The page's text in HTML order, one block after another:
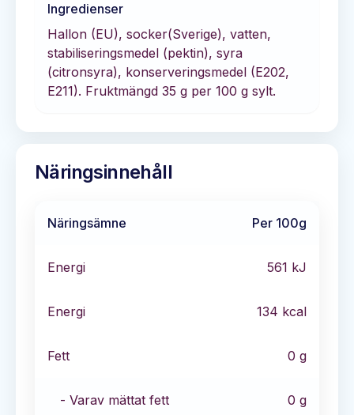
Ingredienser
Hallon (EU), socker(Sverige), vatten,
stabiliseringsmedel (pektin), syra
(citronsyra), konserveringsmedel (E202,
E211). Fruktmängd 35 g per 100 g sylt.
Näringsinnehåll
Näringsämne Per 100g
Energi 561 kJ
Energi 134 kcal
Fett 0 g
- Varav mättat fett 0 g